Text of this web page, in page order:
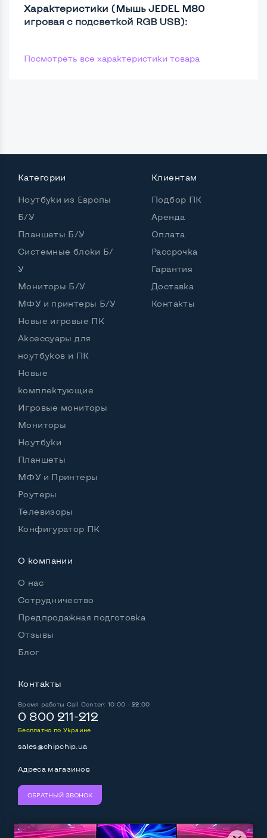
Характеристики (Мышь JEDEL M80
игровая с подсветкой RGB USB):
Посмотреть все характеристики товара
Категории
Ноутбуки из Европы
Б/У
Планшеты Б/У
Системные блоки Б/
У
Мониторы Б/У
МФУ и принтеры Б/У
Новые игровые ПК
Аксессуары для
ноутбуков и ПК
Новые
комплектующие
Игровые мониторы
Мониторы
Ноутбуки
Планшеты
МФУ и Принтеры
Роутеры
Телевизоры
Конфигуратор ПК
Клиентам
Подбор ПК
Аренда
Оплата
Рассрочка
Гарантия
Доставка
Контакты
О компании
О нас
Сотрудничество
Предпродажная подготовка
Отзывы
Блог
Контакты
Время работы Call Center: 10:00 - 22:00
0 800 211-212
Бесплатно по Украине
sales@chipchip.ua
Адреса магазинов
ОБРАТНЫЙ ЗВОНОК